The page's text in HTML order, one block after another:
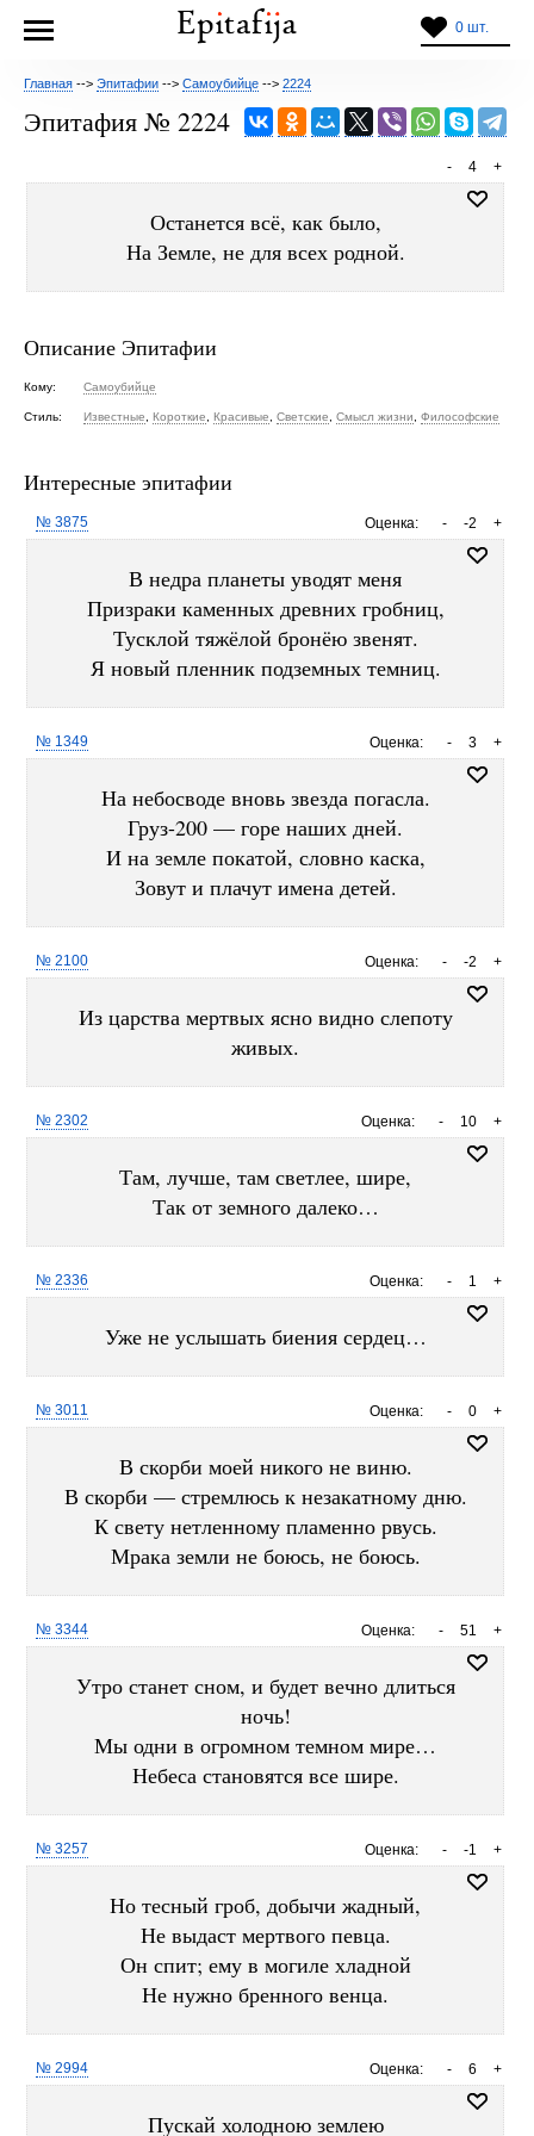
0 шт.
Главная --> Эпитафии --> Самоубийце --> 2224
Эпитафия № 2224
+
4
-
Останется всё, как было,
На Земле, не для всех родной.
Описание Эпитафии
Кому: Самоубийце
Стиль: Известные Короткие Красивые Светские Смысл жизни Философские
Интересные эпитафии
Оценка: +
-2
-
№ 3875
В недра планеты уводят меня
Призраки каменных древних гробниц,
Тусклой тяжёлой бронёю звенят.
Я новый пленник подземных темниц.
Оценка: +
3
-
№ 1349
На небосводе вновь звезда погасла.
Груз-200 — горе наших дней.
И на земле покатой, словно каска,
Зовут и плачут имена детей.
Оценка: +
-2
-
№ 2100
Из царства мертвых ясно видно слепоту
живых.
Оценка: +
10
-
№ 2302
Там, лучше, там светлее, шире,
Так от земного далеко…
Оценка: +
1
-
№ 2336
Уже не услышать биения сердец…
Оценка: +
0
-
№ 3011
В скорби моей никого не виню.
В скорби — стремлюсь к незакатному дню.
К свету нетленному пламенно рвусь.
Мрака земли не боюсь, не боюсь.
Оценка: +
51
-
№ 3344
Утро станет сном, и будет вечно длиться
ночь!
Мы одни в огромном темном мире…
Небеса становятся все шире.
Оценка: +
-1
-
№ 3257
Но тесный гроб, добычи жадный,
Не выдаст мертвого певца.
Он спит; ему в могиле хладной
Не нужно бренного венца.
Оценка: +
6
-
№ 2994
Пускай холодною землею